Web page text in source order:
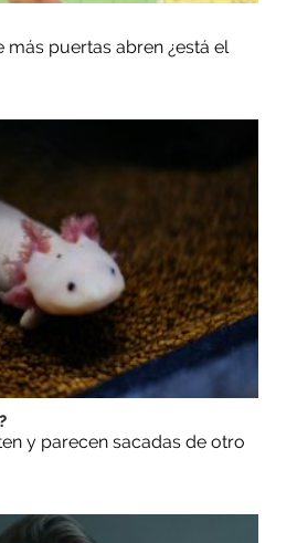
más puertas abren ¿está el
y parecen sacadas de otro